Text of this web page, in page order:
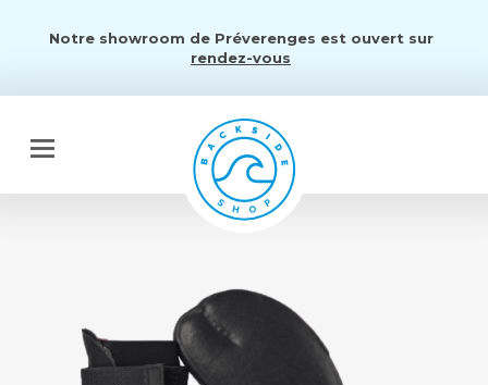
Notre showroom de Préverenges est ouvert sur
rendez-vous